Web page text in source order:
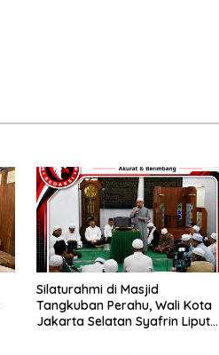
Silaturahmi di Masjid
Tangkuban Perahu, Wali Kota
Jakarta Selatan Syafrin Liputo